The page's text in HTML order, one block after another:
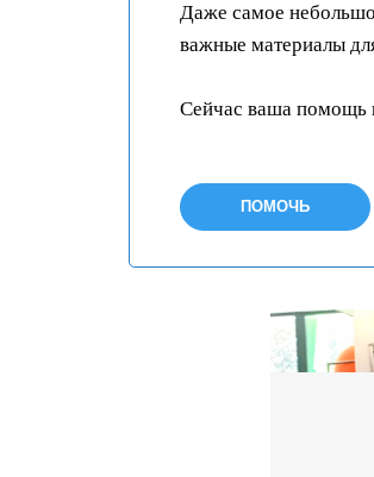
Даже самое
важные материалы
Сейчас ваша помощь
ПОМОЧЬ